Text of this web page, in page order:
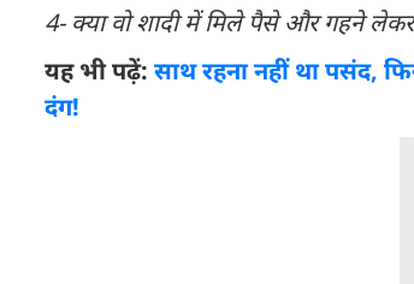
4- क्या वो शादी में मिले पैसे और गहने लेकर
यह भी पढ़ें: साथ रहना नहीं था पसंद,
दंग!